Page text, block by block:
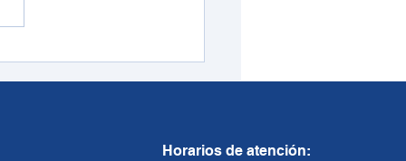
Horarios de atención: